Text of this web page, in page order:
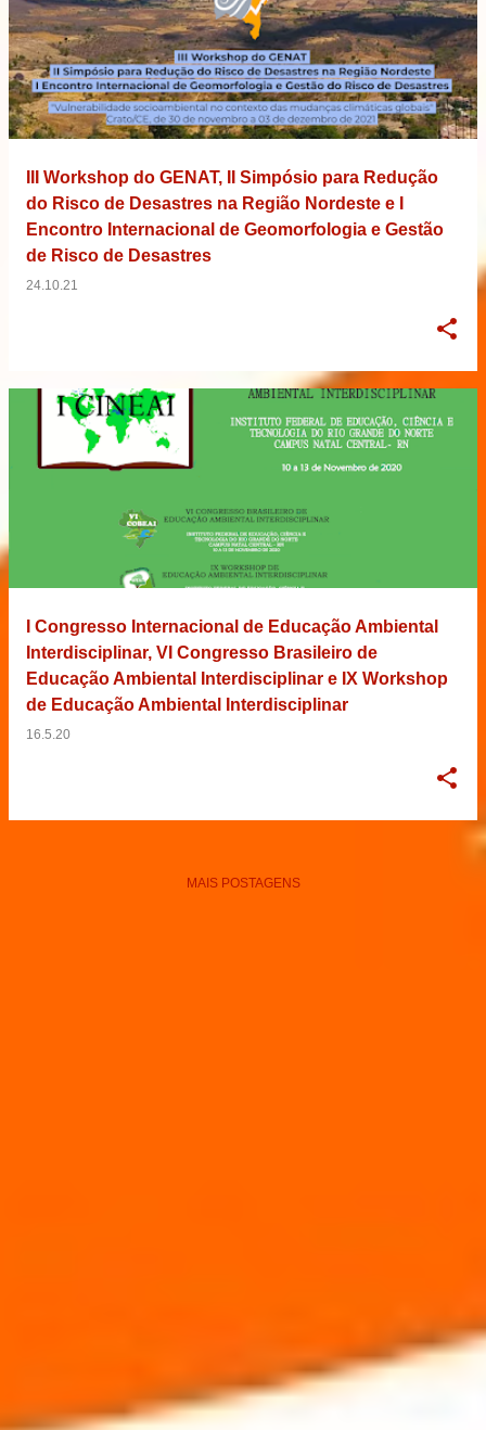
III Workshop do GENAT, II Simpósio para Redução
do Risco de Desastres na Região Nordeste e I
Encontro Internacional de Geomorfologia e Gestão
de Risco de Desastres
24.10.21
I Congresso Internacional de Educação Ambiental
Interdisciplinar, VI Congresso Brasileiro de
Educação Ambiental Interdisciplinar e IX Workshop
de Educação Ambiental Interdisciplinar
16.5.20
MAIS POSTAGENS